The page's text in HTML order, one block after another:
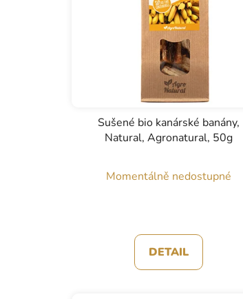
Sušené bio kanárské banány,
Natural, Agronatural, 50g
Momentálně nedostupné
DETAIL